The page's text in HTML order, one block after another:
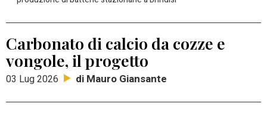
Carbonato di calcio da cozze e
vongole, il progetto
03 Lug 2026 di Mauro Giansante